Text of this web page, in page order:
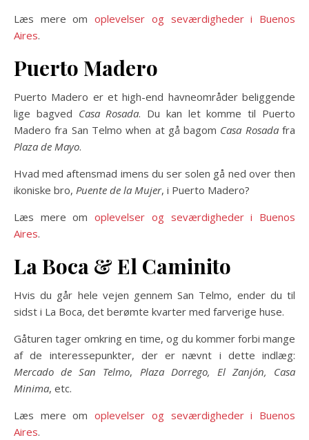
Læs mere omoplevelser og seværdigheder i Buenos
Aires.
Puerto Madero
Puerto Madero er et high-end havneområder beliggende
lige bagved Casa Rosada. Du kan let komme til Puerto
Madero fra San Telmo when at gå bagom Casa Rosadafra
Plaza de Mayo.
Hvad med aftensmad imens du ser solen gå ned over then
ikoniske bro, Puente de la Mujer, i Puerto Madero?
Læs mere omoplevelser og seværdigheder i Buenos
Aires.
La Boca & El Caminito
Hvis du går hele vejen gennem San Telmo, ender du til
sidst i La Boca, det berømte kvarter med farverige huse.
Gåturen tager omkring en time, og du kommer forbi mange
af de interessepunkter, der er nævnt i dette indlæg:
Mercado de San Telmo, Plaza Dorrego, El Zanjón, Casa
Minima, etc.
Læs mere omoplevelser og seværdigheder i Buenos
Aires.